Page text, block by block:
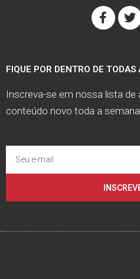
FIQUE POR DENTRO DE TODAS
Inscreva-se em nossa lista
conteúdo novo toda a